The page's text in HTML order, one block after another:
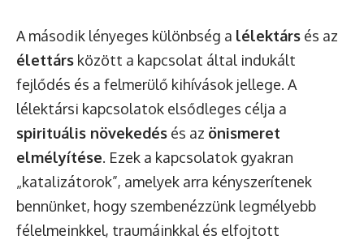
A második lényeges különbség a lélektárs és az
élettárs között a kapcsolat által indukált
fejlődés és a felmerülő kihívások jellege. A
lélektársi kapcsolatok elsődleges célja a
spirituális növekedés és az önismeret
elmélyítése. Ezek a kapcsolatok gyakran
„katalizátorok”, amelyek arra kényszerítenek
bennünket, hogy szembenézzünk legmélyebb
félelmeinkkel, traumáinkkal és elfojtott